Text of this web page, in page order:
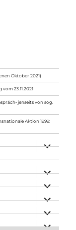
Oktober 2021)
23.11.2021
jenseits von sog.
Aktion 1999:
anzeigen
anzeigen
anzeigen
anzeigen
anzeigen